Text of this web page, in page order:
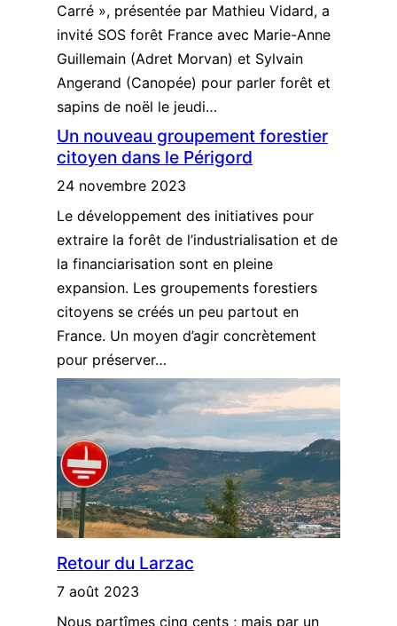
Carré », présentée par Mathieu Vidard, a
invité SOS forêt France avec Marie-Anne
Guillemain (Adret Morvan) et Sylvain
Angerand (Canopée) pour parler forêt et
sapins de noël le jeudi…
Un nouveau groupement forestier
citoyen dans le Périgord
24 novembre 2023
Le développement des initiatives pour
extraire la forêt de l’industrialisation et de
la financiarisation sont en pleine
expansion. Les groupements forestiers
citoyens se créés un peu partout en
France. Un moyen d’agir concrètement
pour préserver…
Retour du Larzac
7 août 2023
Nous partîmes cinq cents ; mais par un